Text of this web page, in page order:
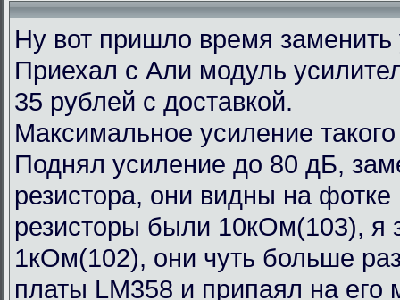
Ну вот пришло время
Приехал с Али модуль
35 рублей с доставкой.
Максимальное усиление
Поднял усиление до 80 дБ,
резистора, они видны на
резисторы были 10кОм(103), я
1кОм(102), они чуть больше
платы LM358 и припаял на его